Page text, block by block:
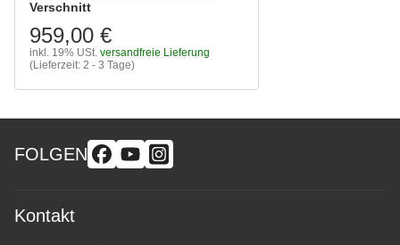
Verschnitt
959,00 €
inkl. 19% USt. versandfreie Lieferung
(Lieferzeit: 2 - 3 Tage)
FOLGEN
Kontakt